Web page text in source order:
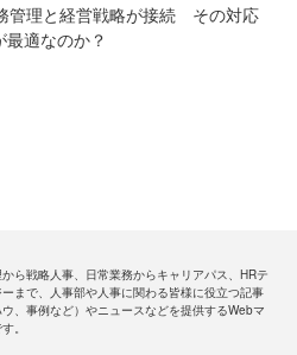
管理と経営戦略が接続 その対応
適なのか？
ら戦略人事、日常業務からキャリアパス、HRテ
ーまで、人事部や人事に関わる皆様に役立つ記事
ウ、事例など）やニュースなどを提供するWebマ
。